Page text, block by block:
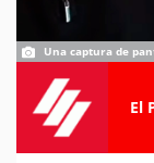
Una captura de
El